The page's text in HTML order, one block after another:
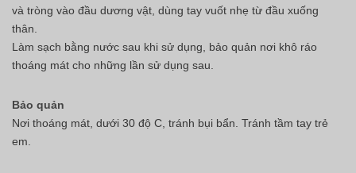
và tròng vào đầu dương vật, dùng tay vuốt nhẹ từ đầu xuống
thân.
Làm sạch bằng nước sau khi sử dụng, bảo quản nơi khô ráo
thoáng mát cho những lần sử dụng sau.
Bảo quản
Nơi thoáng mát, dưới 30 độ C, tránh bụi bẩn. Tránh tầm tay trẻ
em.